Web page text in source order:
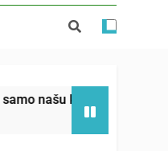
svojim potpisom ukrao